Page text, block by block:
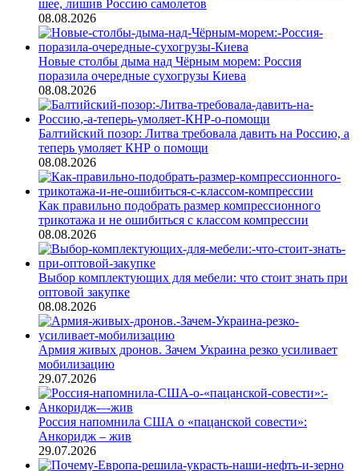
шее, лишив Россию самолетов
08.08.2026
Новые столбы дыма над Чёрным морем: Россия
поразила очередные сухогрузы Киева
08.08.2026
Балтийский позор: Литва требовала давить на Россию, а
теперь умоляет КНР о помощи
08.08.2026
Как правильно подобрать размер компрессионного
трикотажа и не ошибиться с классом компрессии
08.08.2026
Выбор комплектующих для мебели: что стоит знать при
оптовой закупке
08.08.2026
Армия живых дронов. Зачем Украина резко усиливает
мобилизацию
29.07.2026
Россия напомнила США о «пацанской совести»:
Анкоридж – жив
29.07.2026